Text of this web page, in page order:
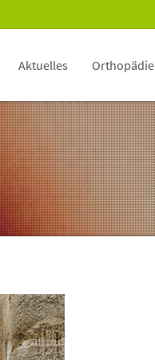
Aktuelles Orthopädie